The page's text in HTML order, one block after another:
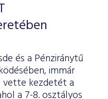
és a Pénziránytű
immár
vette kezdetét a
a 7-8. osztályos